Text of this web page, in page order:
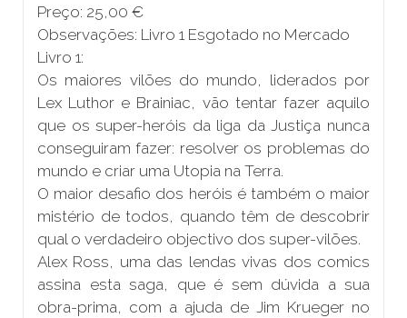
Preço: 25,00 €
Observações: Livro 1 Esgotado no Mercado
Livro 1:
Os maiores vilões do mundo, liderados por
Lex Luthor e Brainiac, vão tentar fazer aquilo
que os super-heróis da liga da Justiça nunca
conseguiram fazer: resolver os problemas do
mundo e criar uma Utopia na Terra.
O maior desafio dos heróis é também o maior
mistério de todos, quando têm de descobrir
qual o verdadeiro objectivo dos super-vilões.
Alex Ross, uma das lendas vivas dos comics
assina esta saga, que é sem dúvida a sua
obra-prima, com a ajuda de Jim Krueger no